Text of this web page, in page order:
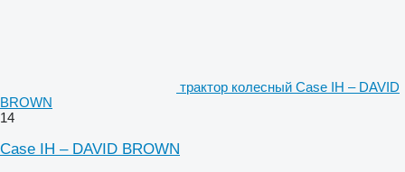
трактор колесный Case IH – DAVID
BROWN
14
Case IH – DAVID BROWN